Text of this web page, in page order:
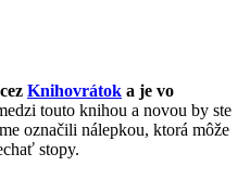
Knihovrátok a je vo
touto knihou a novou by ste
označili nálepkou, ktorá môže
stopy.